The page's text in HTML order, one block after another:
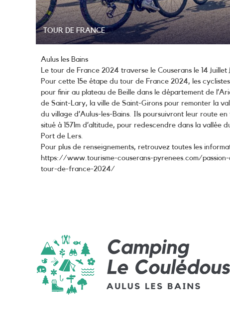
TOUR DE FRANCE
Aulus les Bains
Le tour de France 2024 traverse le Couserans le 14
Pour cette 15e étape du tour de France 2024, les
pour finir au plateau de Beille dans le département de
de Saint-Lary, la ville de Saint-Girons pour remonter la
du village d’Aulus-les-Bains. Ils poursuivront leur route en
situé à 1571m d’altitude, pour redescendre dans la vallée
Port de Lers.
Pour plus de renseignements, retrouvez toutes les
https://www.tourisme-couserans-pyrenees.com/
tour-de-france-2024/